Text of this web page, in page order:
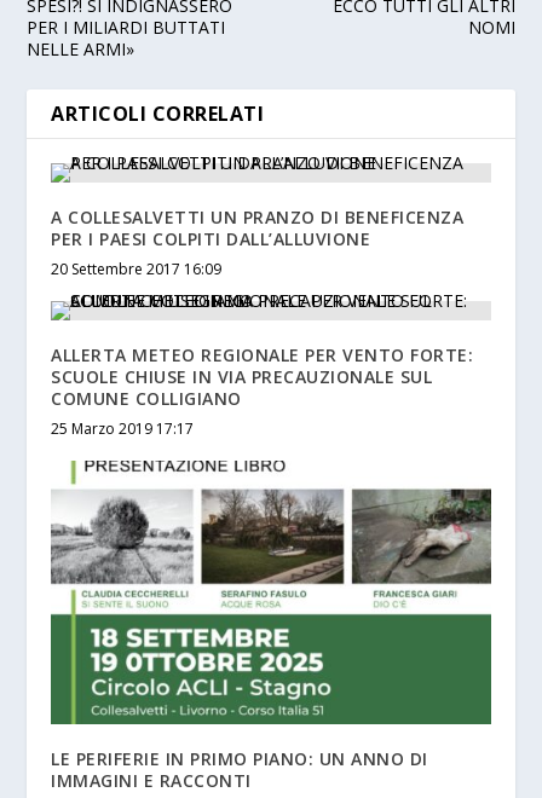
SPESI?! SI INDIGNASSERO
PER I MILIARDI BUTTATI
NELLE ARMI»
ECCO TUTTI GLI ALTRI
NOMI
ARTICOLI CORRELATI
A COLLESALVETTI UN PRANZO DI BENEFICENZA
PER I PAESI COLPITI DALL’ALLUVIONE
20 Settembre 2017 16:09
ALLERTA METEO REGIONALE PER VENTO FORTE:
SCUOLE CHIUSE IN VIA PRECAUZIONALE SUL
COMUNE COLLIGIANO
25 Marzo 2019 17:17
LE PERIFERIE IN PRIMO PIANO: UN ANNO DI
IMMAGINI E RACCONTI